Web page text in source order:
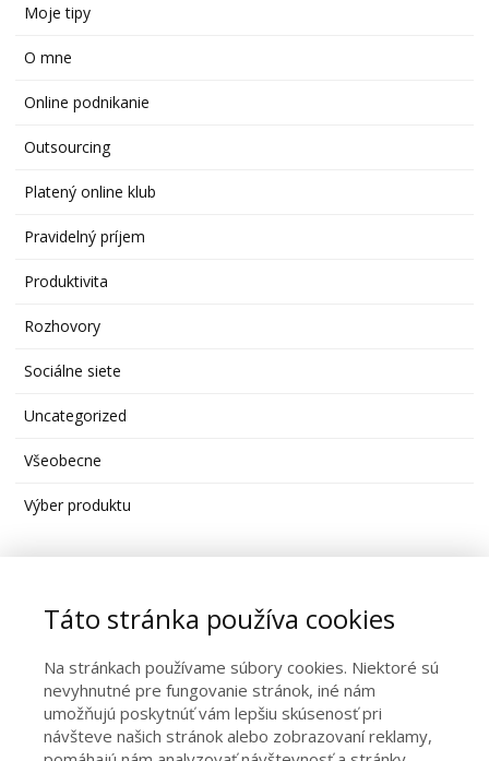
Moje tipy
O mne
Online podnikanie
Outsourcing
Platený online klub
Pravidelný príjem
Produktivita
Rozhovory
Sociálne siete
Uncategorized
Všeobecne
Výber produktu
Moja stránka na Facebooku
Táto stránka používa cookies
Na stránkach používame súbory cookies. Niektoré sú
nevyhnutné pre fungovanie stránok, iné nám
umožňujú poskytnúť vám lepšiu skúsenosť pri
návšteve našich stránok alebo zobrazovaní reklamy,